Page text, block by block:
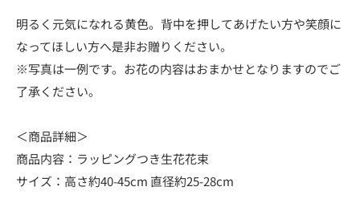
明るく元気になれる黄色。背中を押してあげたい方や笑顔に
なってほしい方へ是非お贈りください。
※写真は一例です。お花の内容はおまかせとなりますのでご
了承ください。
＜商品詳細＞
商品内容：ラッピングつき生花花束
サイズ：高さ約40-45cm 直径約25-28cm